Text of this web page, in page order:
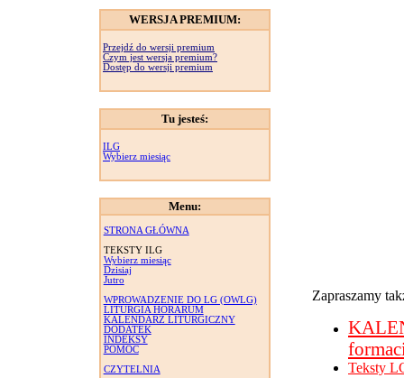
WERSJA PREMIUM:
Przejdź do wersji premium
Czym jest wersja premium?
Dostęp do wersji premium
Tu jesteś:
ILG
Wybierz miesiąc
Menu:
STRONA GŁÓWNA
TEKSTY ILG
Wybierz miesiąc
Dzisiaj
Jutro
WPROWADZENIE DO LG (OWLG)
LITURGIA HORARUM
KALENDARZ LITURGICZNY
DODATEK
INDEKSY
POMOC
CZYTELNIA
Zapraszamy
Teksty